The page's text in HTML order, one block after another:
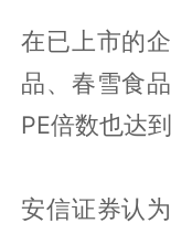
在已上市的
品、春雪食
PE倍数也达
安信证券认